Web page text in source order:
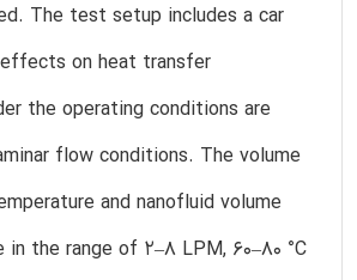
The test setup includes a car
on heat transfer
the operating conditions are
flow conditions. The volume
and nanofluid volume
in the range of 2–8 LPM, 60–80 °C